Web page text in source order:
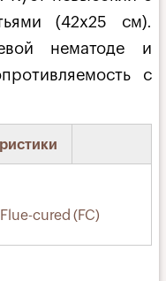
(42х25 см).
нематоде и
с
cured (FC)